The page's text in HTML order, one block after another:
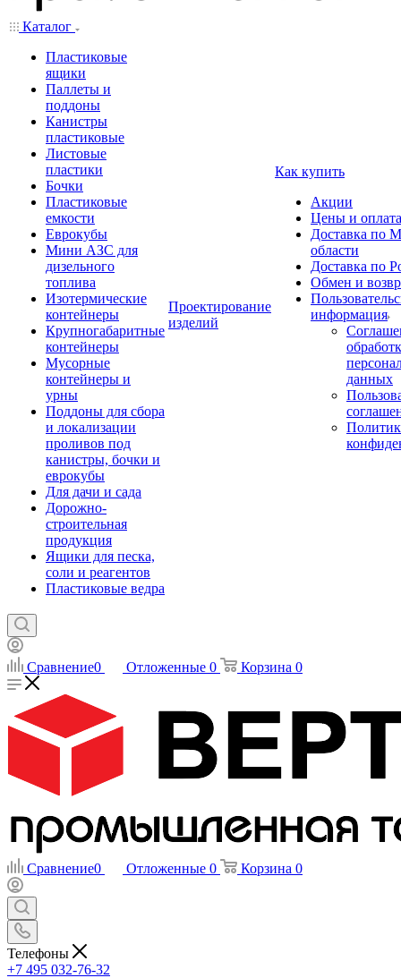
Каталог
Пластиковые
ящики
Паллеты и
поддоны
Канистры
пластиковые
Листовые
пластики
Бочки
Пластиковые
емкости
Еврокубы
Мини АЗС для
дизельного
топлива
Изотермические
контейнеры
Крупногабаритные
контейнеры
Мусорные
контейнеры и
урны
Поддоны для сбора
и локализации
проливов под
канистры, бочки и
еврокубы
Для дачи и сада
Дорожно-
строительная
продукция
Ящики для песка,
соли и реагентов
Пластиковые ведра
Проектирование
изделий
Как купить
Акции
Цены и оплата
Доставка по
области
Доставка по
Обмен и
информация
данных
Сравнение0 Отложенные 0 Корзина 0
Сравнение0 Отложенные 0 Корзина 0
Телефоны
+7 495 032-76-32